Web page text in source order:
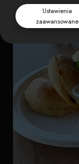
Ustawienia
zaawansowane